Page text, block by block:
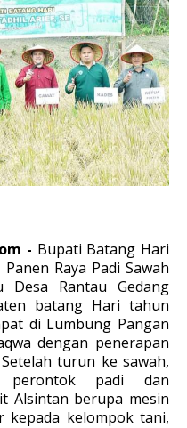
- Bupati Batang Hari
Raya Padi Sawah
Rantau Gedang
batang Hari tahun
di Lumbung Pangan
dengan penerapan
turun ke sawah,
perontok padi dan
Alsintan berupa mesin
kelompok tani,